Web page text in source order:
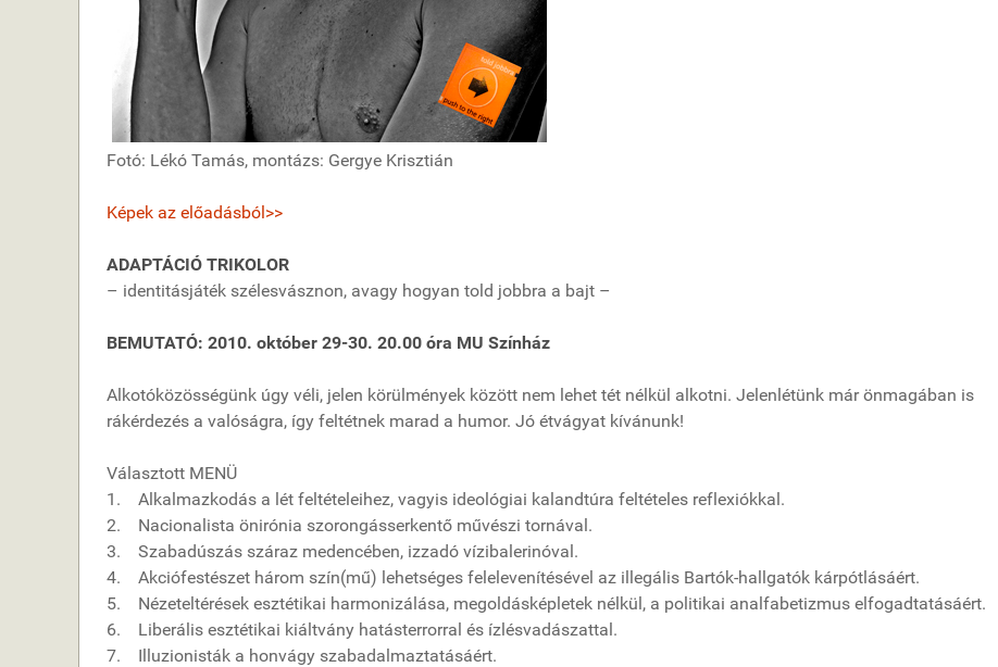
Fotó: Lékó Tamás, montázs: Gergye Krisztián
Képek az előadásból>>
ADAPTÁCIÓ TRIKOLOR
– identitásjáték szélesvásznon, avagy hogyan told jobbra a bajt –
BEMUTATÓ: 2010. október 29-30. 20.00 óra MU Színház
Alkotóközösségünk úgy véli, jelen körülmények között nem lehet tét nélkül alkotni. Jelenlétünk már önmagában is
rákérdezés a valóságra, így feltétnek marad a humor. Jó étvágyat kívánunk!
Választott MENÜ
1. Alkalmazkodás a lét feltételeihez, vagyis ideológiai kalandtúra feltételes reflexiókkal.
2. Nacionalista önirónia szorongásserkentő művészi tornával.
3. Szabadúszás száraz medencében, izzadó vízibalerinóval.
4. Akciófestészet három szín(mű) lehetséges felelevenítésével az illegális Bartók-hallgatók kárpótlásáért.
5. Nézeteltérések esztétikai harmonizálása, megoldásképletek nélkül, a politikai analfabetizmus elfogadtatásáért.
6. Liberális esztétikai kiáltvány hatásterrorral és ízlésvadászattal.
7. Illuzionisták a honvágy szabadalmaztatásáért.